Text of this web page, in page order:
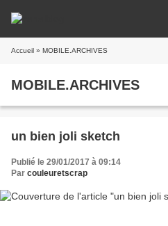
Accueil » MOBILE.ARCHIVES
MOBILE.ARCHIVES
un bien joli sketch
Publié le 29/01/2017 à 09:14
Par couleuretscrap